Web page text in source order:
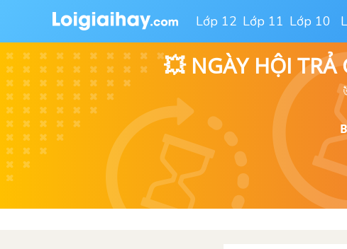
Lớp 12 Lớp 11 Lớp 10
💥 NGÀY HỘI TRẢ